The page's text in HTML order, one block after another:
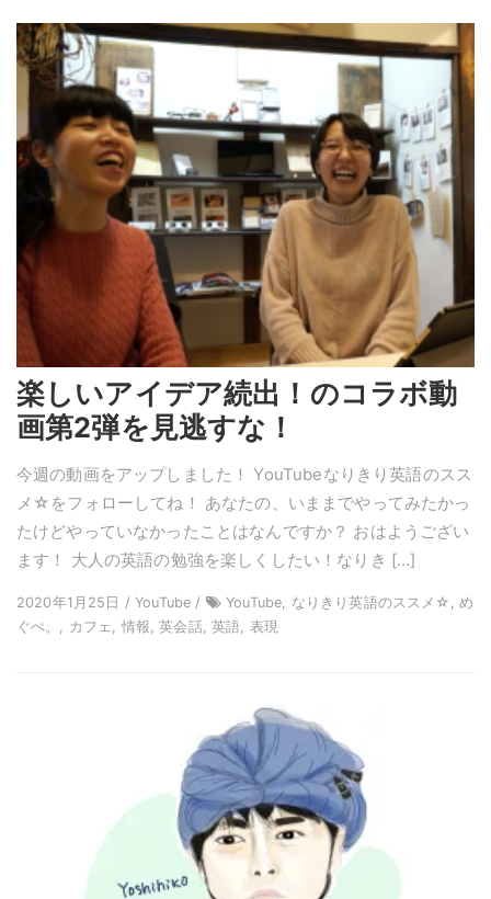
楽しいアイデア続出！のコラボ動
画第2弾を見逃すな！
今週の動画をアップしました！ YouTubeなりきり英語のスス
メ☆をフォローしてね！ あなたの、いままでやってみたかっ
たけどやっていなかったことはなんですか？ おはようござい
ます！ 大人の英語の勉強を楽しくしたい！なりき […]
2020年1月25日 / YouTube /
YouTube, なりきり英語のススメ☆, め
ぐぺ。, カフェ, 情報, 英会話, 英語, 表現